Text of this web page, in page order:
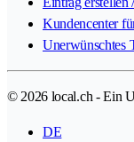
Kundencenter
Unerwünschtes
© 2026 local.ch - Ein
DE